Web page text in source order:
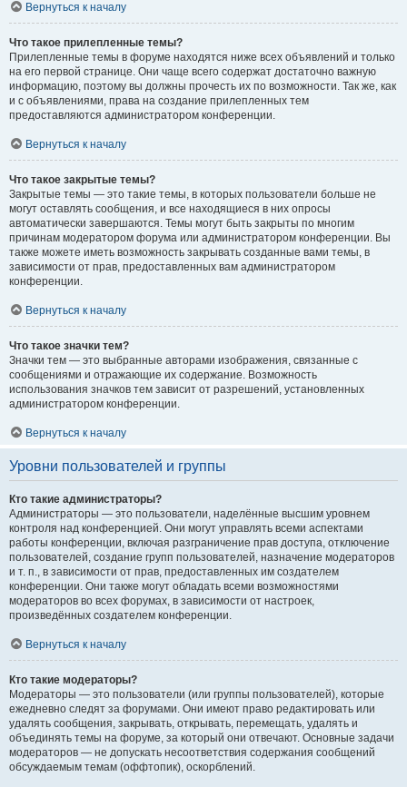
Вернуться к началу
Что такое прилепленные темы?
Прилепленные темы в форуме находятся ниже всех объявлений и только
на его первой странице. Они чаще всего содержат достаточно важную
информацию, поэтому вы должны прочесть их по возможности. Так же, как
и с объявлениями, права на создание прилепленных тем
предоставляются администратором конференции.
Вернуться к началу
Что такое закрытые темы?
Закрытые темы — это такие темы, в которых пользователи больше не
могут оставлять сообщения, и все находящиеся в них опросы
автоматически завершаются. Темы могут быть закрыты по многим
причинам модератором форума или администратором конференции. Вы
также можете иметь возможность закрывать созданные вами темы, в
зависимости от прав, предоставленных вам администратором
конференции.
Вернуться к началу
Что такое значки тем?
Значки тем — это выбранные авторами изображения, связанные с
сообщениями и отражающие их содержание. Возможность
использования значков тем зависит от разрешений, установленных
администратором конференции.
Вернуться к началу
Уровни пользователей и группы
Кто такие администраторы?
Администраторы — это пользователи, наделённые высшим уровнем
контроля над конференцией. Они могут управлять всеми аспектами
работы конференции, включая разграничение прав доступа, отключение
пользователей, создание групп пользователей, назначение модераторов
и т. п., в зависимости от прав, предоставленных им создателем
конференции. Они также могут обладать всеми возможностями
модераторов во всех форумах, в зависимости от настроек,
произведённых создателем конференции.
Вернуться к началу
Кто такие модераторы?
Модераторы — это пользователи (или группы пользователей), которые
ежедневно следят за форумами. Они имеют право редактировать или
удалять сообщения, закрывать, открывать, перемещать, удалять и
объединять темы на форуме, за который они отвечают. Основные задачи
модераторов — не допускать несоответствия содержания сообщений
обсуждаемым темам (оффтопик), оскорблений.